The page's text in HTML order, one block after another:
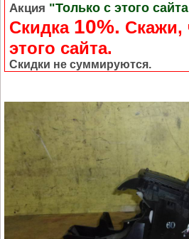
Акция "Только с этого
Скидка 10%. Cкажи,
этого сайта.
Скидки не суммируются.